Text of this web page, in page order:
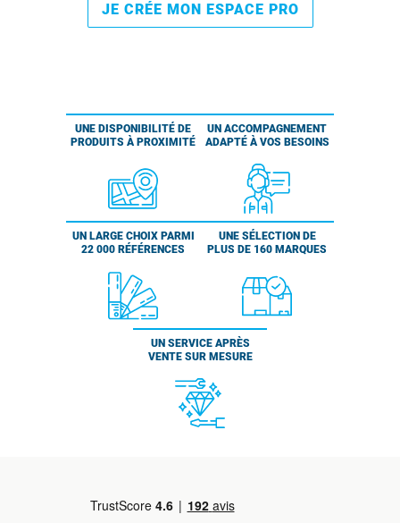
JE CRÉE MON ESPACE PRO
UNE DISPONIBILITÉ DE
PRODUITS À PROXIMITÉ
UN ACCOMPAGNEMENT
ADAPTÉ À VOS BESOINS
UN LARGE CHOIX PARMI
22 000 RÉFÉRENCES
UNE SÉLECTION DE
PLUS DE 160 MARQUES
UN SERVICE APRÈS
VENTE SUR MESURE